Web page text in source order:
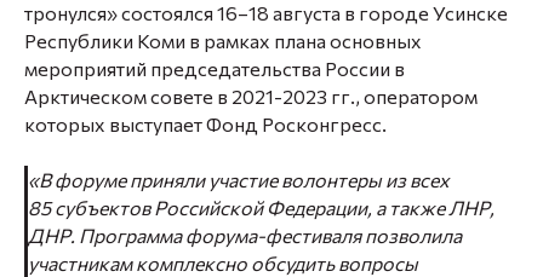
тронулся» состоялся 16–18 августа в городе Усинске
Республики Коми в рамках плана основных
мероприятий председательства России в
Арктическом совете в 2021-2023 гг., оператором
которых выступает Фонд Росконгресс.
«В форуме приняли участие волонтеры из всех
85 субъектов Российской Федерации, а также ЛНР,
ДНР. Программа форума-фестиваля позволила
участникам комплексно обсудить вопросы